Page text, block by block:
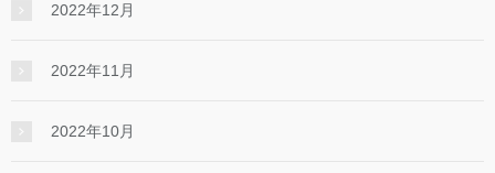
2022年12月
2022年11月
2022年10月